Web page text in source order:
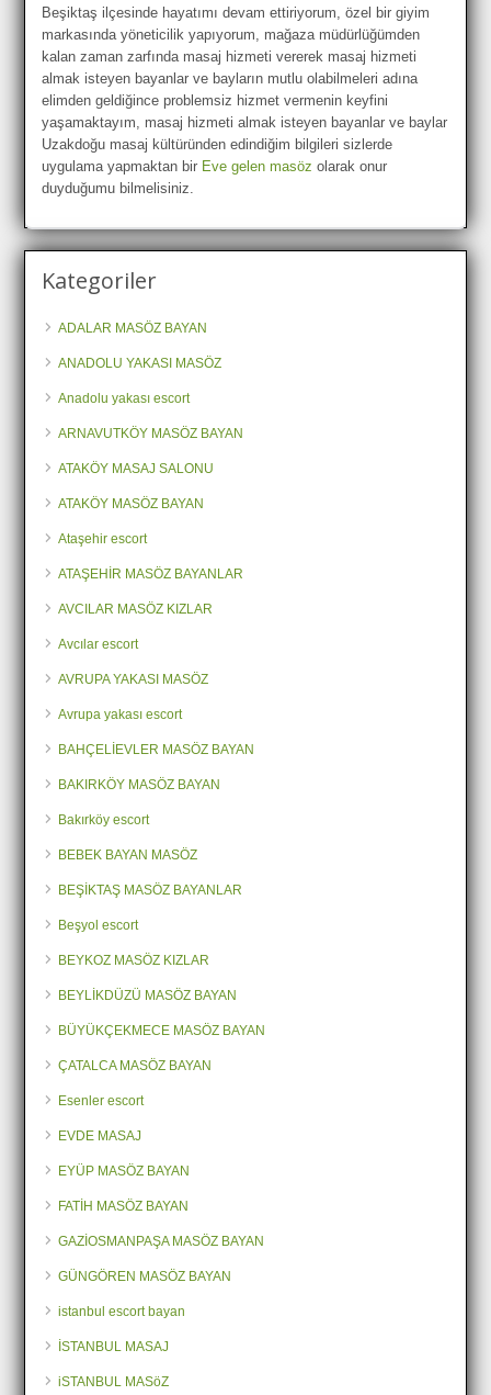
Beşiktaş ilçesinde hayatımı devam ettiriyorum, özel bir giyim
markasında yöneticilik yapıyorum, mağaza müdürlüğümden
kalan zaman zarfında masaj hizmeti vererek masaj hizmeti
almak isteyen bayanlar ve bayların mutlu olabilmeleri adına
elimden geldiğince problemsiz hizmet vermenin keyfini
yaşamaktayım, masaj hizmeti almak isteyen bayanlar ve baylar
Uzakdoğu masaj kültüründen edindiğim bilgileri sizlerde
uygulama yapmaktan bir Eve gelen masöz olarak onur
duyduğumu bilmelisiniz.
Kategoriler
ADALAR MASÖZ BAYAN
ANADOLU YAKASI MASÖZ
Anadolu yakası escort
ARNAVUTKÖY MASÖZ BAYAN
ATAKÖY MASAJ SALONU
ATAKÖY MASÖZ BAYAN
Ataşehir escort
ATAŞEHİR MASÖZ BAYANLAR
AVCILAR MASÖZ KIZLAR
Avcılar escort
AVRUPA YAKASI MASÖZ
Avrupa yakası escort
BAHÇELİEVLER MASÖZ BAYAN
BAKIRKÖY MASÖZ BAYAN
Bakırköy escort
BEBEK BAYAN MASÖZ
BEŞİKTAŞ MASÖZ BAYANLAR
Beşyol escort
BEYKOZ MASÖZ KIZLAR
BEYLİKDÜZÜ MASÖZ BAYAN
BÜYÜKÇEKMECE MASÖZ BAYAN
ÇATALCA MASÖZ BAYAN
Esenler escort
EVDE MASAJ
EYÜP MASÖZ BAYAN
FATİH MASÖZ BAYAN
GAZİOSMANPAŞA MASÖZ BAYAN
GÜNGÖREN MASÖZ BAYAN
istanbul escort bayan
İSTANBUL MASAJ
iSTANBUL MASöZ